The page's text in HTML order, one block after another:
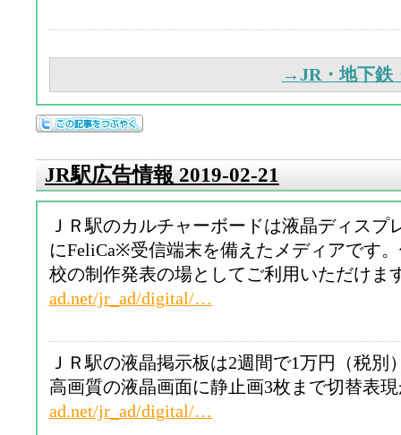
→JR・地下鉄
JR駅広告情報 2019-02-21
ＪＲ駅のカルチャーボードは液晶ディスプ
にFeliCa※受信端末を備えたメディアです
校の制作発表の場としてご利用いただけま
ad.net/jr_ad/digital/…
ＪＲ駅の液晶掲示板は2週間で1万円（税別
高画質の液晶画面に静止画3枚まで切替表
ad.net/jr_ad/digital/…